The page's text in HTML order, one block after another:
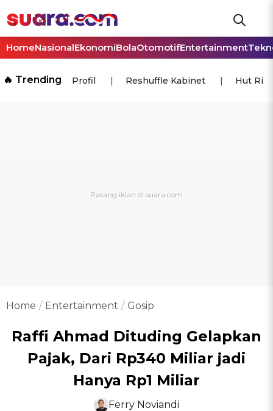
HomeNasionalEkonomiBolaOtomotifEntertainment
🔥 Trending Profil Reshuffle Kabinet Hut Ri
Home Entertainment Gosip
Raffi Ahmad Dituding Gelapkan
Pajak, Dari Rp340 Miliar jadi
Hanya Rp1 Miliar
Ferry Noviandi